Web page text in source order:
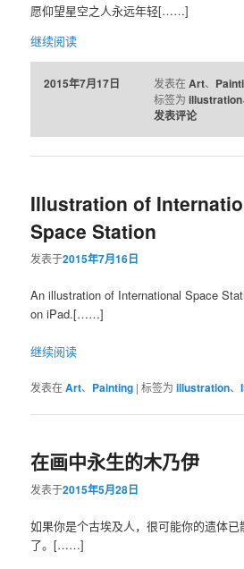
愿仰望星空之人永远年轻[……]
继续阅读
2015年7月17日 发表在 Art、
标签为 illustration
发表评论
Illustration of
Space Station
发表于2015年7月16日
An illustration of International Space
on iPad.[……]
继续阅读
发表在Art、 Painting |标签为 illustration、
在画中永生的木乃伊
发表于2015年5月28日
如果你是个古埃及人，很可能你的遗体
了。[……]